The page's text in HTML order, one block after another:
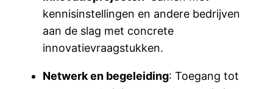
kennisinstellingen en andere bedrijven
aan de slag met concrete
innovatievraagstukken.
Netwerk en begeleiding: Toegang tot